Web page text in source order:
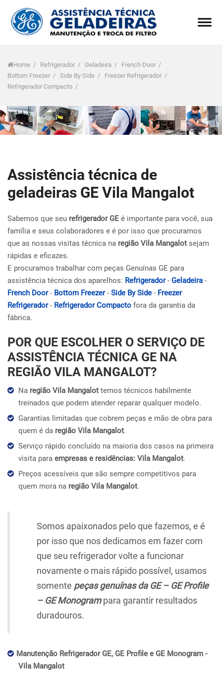
Home / Refrigerador / Geladeira / French Door /
Bottom Freezer / Side By Side / Freezer Refrigerador /
Refrigerador Compacto /
Assistência técnica de
geladeiras GE Vila Mangalot
Sabemos que seu refrigerador GE é importante para você, sua
família e seus colaboradores e é por isso que procuramos
que as nossas visitas técnica na região Vila Mangalot sejam
rápidas e eficazes.
E procuramos trabalhar com peças Genuínas GE para
assistência técnica dos aparelhos: Refrigerador- Geladeira -
French Door- Bottom Freezer- Side By Side - Freezer
Refrigerador- Refrigerador Compacto fora da garantia da
fábrica.
POR QUE ESCOLHER O SERVIÇO DE
ASSISTÊNCIA TÉCNICA GE NA
REGIÃO VILA MANGALOT?
Na região Vila Mangalot temos técnicos habilmente
treinados que podem atender reparar qualquer modelo.
Garantias limitadas que cobrem peças e mão de obra para
quem é da região Vila Mangalot.
Serviço rápido concluído na maioria dos casos na primeira
visita para empresas e residências: Vila Mangalot.
Preços acessíveis que são sempre competitivos para
quem mora na região Vila Mangalot.
Somos apaixonados pelo que fazemos, e é
por isso que nos dedicamos em fazer com
que seu refrigerador volte a funcionar
novamente o mais rápido possível, usamos
somente peças genuínas da GE – GE Profile
– GE Monogrampara garantir resultados
duradouros.
Manutenção Refrigerador GE, GE Profile e GE Monogram -
Vila Mangalot